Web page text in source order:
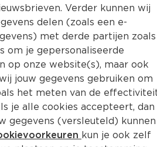
Toevoegen
Verder kunnen wij
delen (zoals een e-
met derde partijen zoals
om je gepersonaliseerde
op onze website(s), maar ook
jouw gegevens gebruiken om
het meten van de
je alle cookies accepteert, dan
gegevens (versleuteld) kunnen
kun je ook zelf